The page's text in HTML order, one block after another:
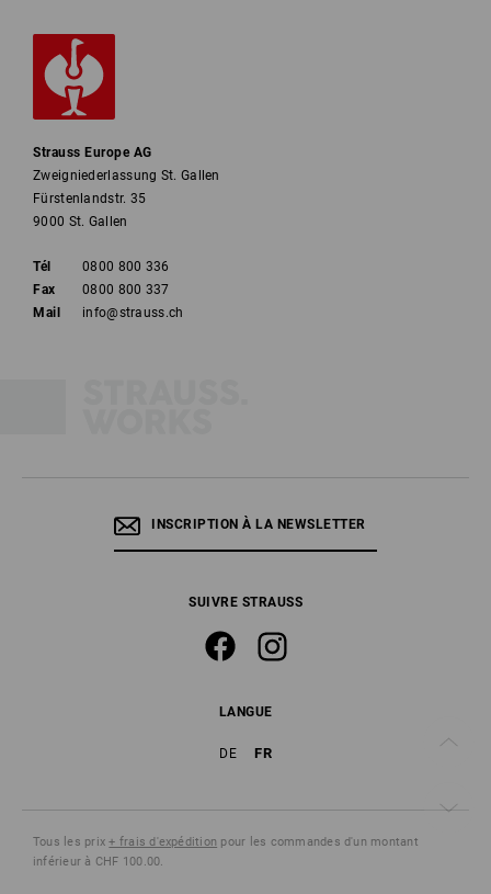
Strauss Europe AG
Zweigniederlassung St. Gallen
Fürstenlandstr. 35
9000 St. Gallen
Tél
0800 800 336
Fax
0800 800 337
Mail
info@strauss.ch
INSCRIPTION À LA NEWSLETTER
SUIVRE STRAUSS
LANGUE
DE FR
Tous les prix+ frais d'expédition pour les commandes d'un montant
inférieur à CHF 100.00.